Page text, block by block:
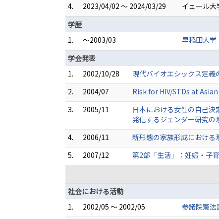
4.
2023/04/02 ～ 2024/03/29
イェール大
学歴
1.
～2003/03
早稲田大学
学会発表
1.
2002/10/28
現代バイオエシックス定
2.
2004/07
Risk for HIV/STDs at
3.
2005/11
日本における女性の自己
発信するジェンダー研究の
4.
2006/11
新形態の家族形成におけ
5.
2007/12
第2部「生活」：妊娠・子
社会における活動
1.
2002/05 ～ 2002/05
参議院憲法